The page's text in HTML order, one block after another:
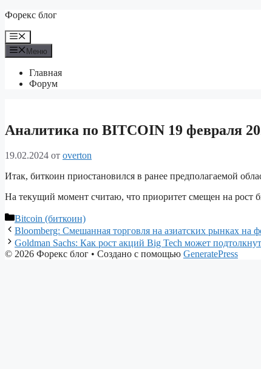
Перейти
содержимому
Форекс блог
Меню
Меню
Главная
Форум
Аналитика по BITCOIN 19 февраля
19.02.2024 от overton
Итак, биткоин приостановился в ранее предполагаемой
На текущий момент считаю, что приоритет смещен на рост
Рубрики
Bitcoin (биткоин)
Bloomberg: Смешанная торговля на азиатских рынках на
Goldman Sachs: Как рост акций Big Tech может
© 2026 Форекс блог • Создано с помощью GeneratePress